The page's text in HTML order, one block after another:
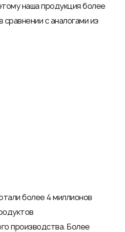
наша продукция более
с аналогами из
более 4 миллионов
производства. Более